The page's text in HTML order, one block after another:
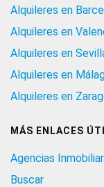
Alquileres en
Alquileres en
Alquileres en
Alquileres en
Alquileres en
MÁS ENLACES
Agencias
Buscar